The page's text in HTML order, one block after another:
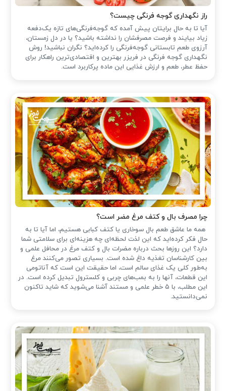
راز نگهداری گوجه فرنگی چیست؟
آیا تا به حال برایتان پیش آمده که گوجه‌فرنگی‌های تازه یک‌دفعه
زیاد بیایند و فرصت مصرفشان را نداشته باشید؟ یا در دل زمستان،
آرزوی طعم تابستانی گوجه‌فرنگی را کرده‌اید؟ نگران نباشید! روش
نگهداری گوجه فرنگی در فریزر بهترین و اقتصادی‌ترین راهکار برای
حفظ عطر، طعم و ارزش غذایی این ماده پرکاربرد است.
چرا مصرف بال و کتف مرغ مضر است؟
همه ما عاشق طعم بال سوخاری یا کتف کبابی هستیم، اما آیا تا به
حال فکر کرده‌اید که این لذت لحظه‌ای چه هزینه‌ای برای سلامتی شما
دارد؟ این روزها بحث درباره مضرات بال و کتف مرغ در محافل علمی و
بین کارشناسان تغذیه داغ شده است. بسیاری تصور می‌کنند مرغ
به‌طور کلی یک غذای سالم است، اما حقیقت این است که آناتومی
این قطعات، آنها را به بمب‌های چربی و کلسترول تبدیل کرده است. در
این مطلب، با ۵ خطر علمی و مستند آشنا می‌شوید که شاید تاکنون
نمی‌دانستید.